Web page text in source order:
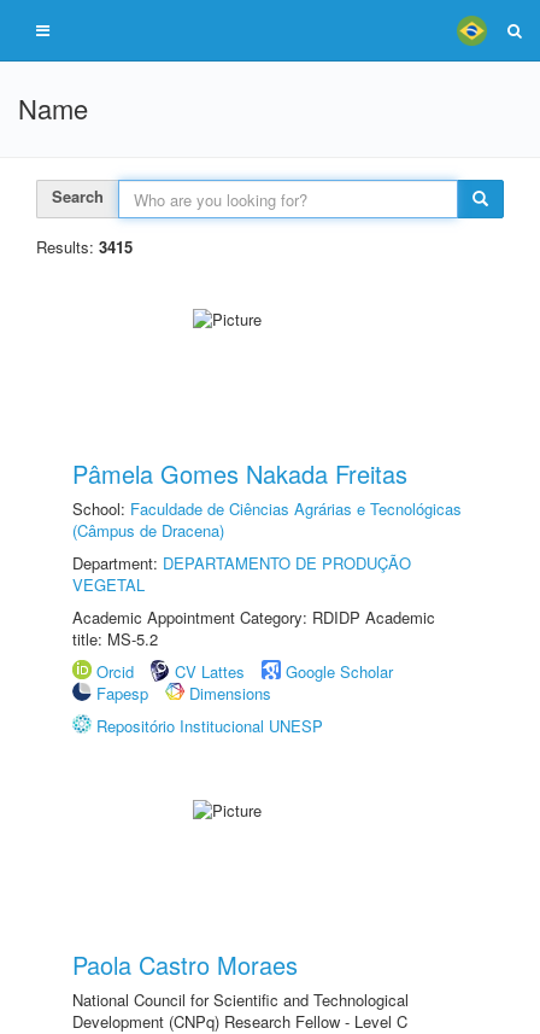
Name
Search
Results: 3415
Pâmela Gomes Nakada Freitas
School: Faculdade de Ciências Agrárias e Tecnológicas
(Câmpus de Dracena)
Department: DEPARTAMENTO DE PRODUÇÃO
VEGETAL
Academic Appointment Category: RDIDP Academic
title: MS-5.2
Orcid
CV Lattes
Google Scholar
Fapesp
Dimensions
Repositório Institucional UNESP
Paola Castro Moraes
National Council for Scientific and Technological
Development (CNPq) Research Fellow - Level C